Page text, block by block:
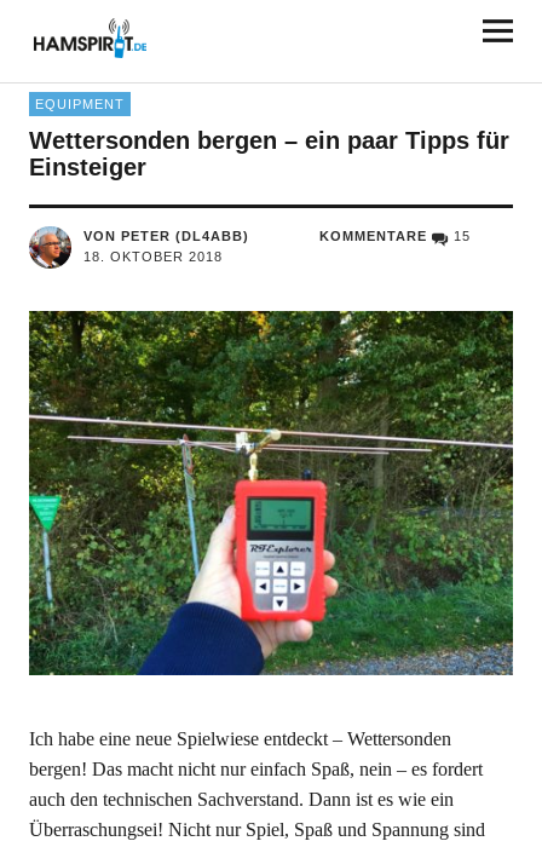
HAMSPIRIT.DE
EQUIPMENT
Wettersonden bergen – ein paar Tipps für
Einsteiger
VON PETER (DL4ABB)
18. OKTOBER 2018
KOMMENTARE 15
Ich habe eine neue Spielwiese entdeckt – Wettersonden
bergen! Das macht nicht nur einfach Spaß, nein – es fordert
auch den technischen Sachverstand. Dann ist es wie ein
Überraschungsei! Nicht nur Spiel, Spaß und Spannung sind